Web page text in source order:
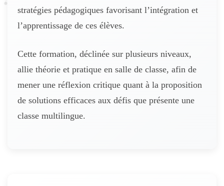
stratégies pédagogiques favorisant l’intégration et
l’apprentissage de ces élèves.
Cette formation, déclinée sur plusieurs niveaux,
allie théorie et pratique en salle de classe, afin de
mener une réflexion critique quant à la proposition
de solutions efficaces aux défis que présente une
classe multilingue.